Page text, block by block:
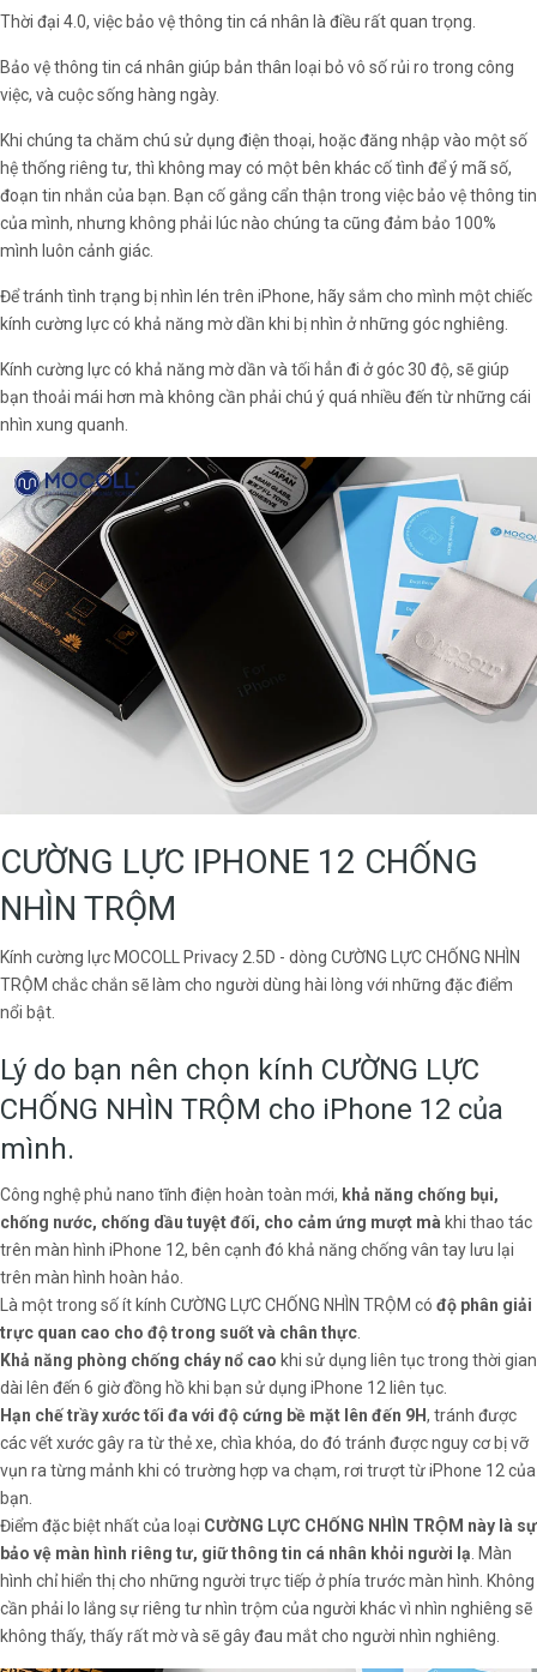
Thời đại 4.0, việc bảo vệ thông tin cá nhân là điều rất quan trọng.
Bảo vệ thông tin cá nhân giúp bản thân loại bỏ vô số rủi ro trong công
việc, và cuộc sống hàng ngày.
Khi chúng ta chăm chú sử dụng điện thoại, hoặc đăng nhập vào một số
hệ thống riêng tư, thì không may có một bên khác cố tình để ý mã số,
đoạn tin nhắn của bạn. Bạn cố gắng cẩn thận trong việc bảo vệ thông tin
của mình, nhưng không phải lúc nào chúng ta cũng đảm bảo 100%
mình luôn cảnh giác.
Để tránh tình trạng bị nhìn lén trên iPhone, hãy sắm cho mình một chiếc
kính cường lực có khả năng mờ dần khi bị nhìn ở những góc nghiêng.
Kính cường lực có khả năng mờ dần và tối hẳn đi ở góc 30 độ, sẽ giúp
bạn thoải mái hơn mà không cần phải chú ý quá nhiều đến từ những cái
nhìn xung quanh.
CƯỜNG LỰC IPHONE 12 CHỐNG
NHÌN TRỘM
Kính cường lực MOCOLL Privacy 2.5D - dòng CƯỜNG LỰC CHỐNG NHÌN
TRỘM chắc chắn sẽ làm cho người dùng hài lòng với những đặc điểm
nổi bật.
Lý do bạn nên chọn kính CƯỜNG LỰC
CHỐNG NHÌN TRỘM cho iPhone 12 của
mình.
Công nghệ phủ nano tĩnh điện hoàn toàn mới, khả năng chống bụi,
chống nước, chống dầu tuyệt đối, cho cảm ứng mượt mà khi thao tác
trên màn hình iPhone 12, bên cạnh đó khả năng chống vân tay lưu lại
trên màn hình hoàn hảo.
Là một trong số ít kính CƯỜNG LỰC CHỐNG NHÌN TRỘM có độ phân giải
trực quan cao cho độ trong suốt và chân thực.
Khả năng phòng chống cháy nổ cao khi sử dụng liên tục trong thời gian
dài lên đến 6 giờ đồng hồ khi bạn sử dụng iPhone 12 liên tục.
Hạn chế trầy xước tối đa với độ cứng bề mặt lên đến 9H, tránh được
các vết xước gây ra từ thẻ xe, chìa khóa, do đó tránh được nguy cơ bị vỡ
vụn ra từng mảnh khi có trường hợp va chạm, rơi trượt từ iPhone 12 của
bạn.
Điểm đặc biệt nhất của loại CƯỜNG LỰC CHỐNG NHÌN TRỘM này là sự
bảo vệ màn hình riêng tư, giữ thông tin cá nhân khỏi người lạ. Màn
hình chỉ hiển thị cho những người trực tiếp ở phía trước màn hình. Không
cần phải lo lắng sự riêng tư nhìn trộm của người khác vì nhìn nghiêng sẽ
không thấy, thấy rất mờ và sẽ gây đau mắt cho người nhìn nghiêng.